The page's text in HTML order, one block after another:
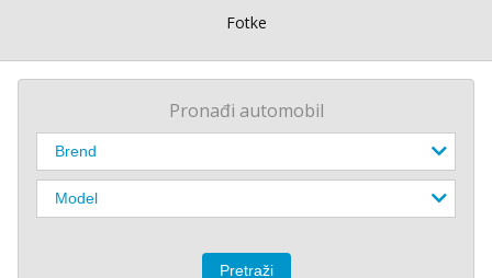
Fotke
Pronađi automobil